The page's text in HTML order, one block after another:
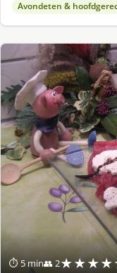
Avondeten &
⏱ 5 min👥 2